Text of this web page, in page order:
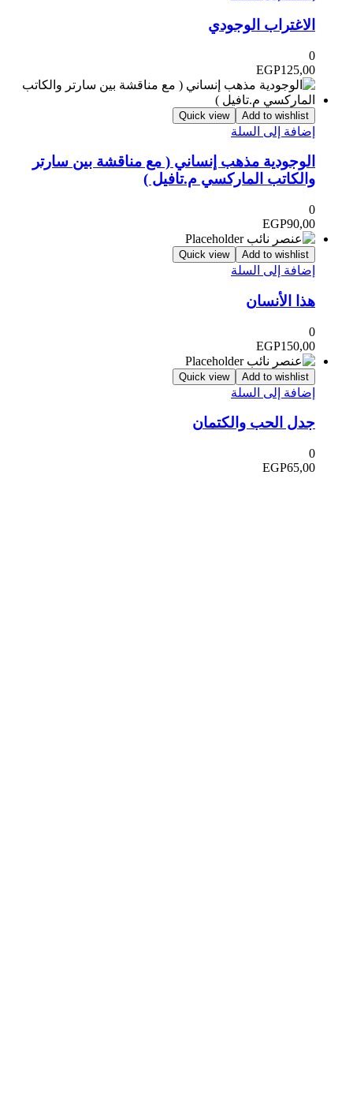
الاغتراب الوجودي
0
EGP125,00
Add to wishlist
Quick view
إضافة إلى السلة
الوجودية مذهب إنساني ( مع مناقشة بين سارتر
والكاتب الماركسي م.تافيل )
0
EGP90,00
Add to wishlist
Quick view
إضافة إلى السلة
هذا الأنسان
0
EGP150,00
Add to wishlist
Quick view
إضافة إلى السلة
جدل الحب والكتمان
0
EGP65,00